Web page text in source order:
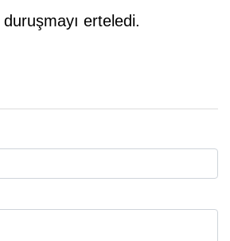
erteledi.